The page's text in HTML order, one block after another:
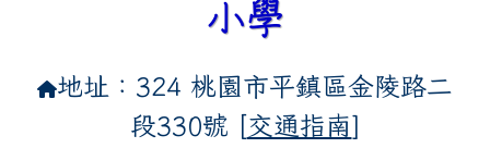
小學
地址：324 桃園市平鎮區金陵路二
段330號 [交通指南]